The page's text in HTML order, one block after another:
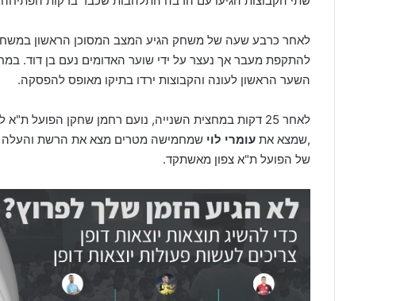
לאחר כרבע שעה של משחק הגיע המצב המסוכן הראשון
להתקפת מעבר אך נעצר על ידי שוער האדומים נעם בן דוד.
השער הראשון לעונה והקבוצות ירדו בתיקו מאופס להפסקה.
לאחר 25 דקות במחצית השנייה, נועם רחמן שחקן
,שמצא את עומרי לוי
של הפועל ת"א צפון מאשתקד.